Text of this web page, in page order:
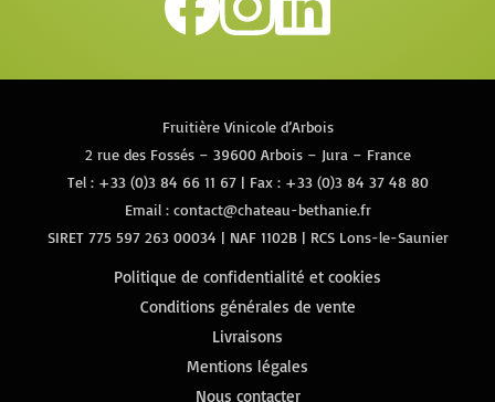
Fruitière Vinicole d’Arbois
2 rue des Fossés – 39600 Arbois – Jura – France
Tel : +33 (0)3 84 66 11 67| Fax : +33 (0)3 84 37 48 80
Email : contact@chateau-bethanie.fr
SIRET 775 597 263 00034 | NAF 1102B | RCS Lons-le-Saunier
Politique de confidentialité et cookies
Conditions générales de vente
Livraisons
Mentions légales
Nous contacter